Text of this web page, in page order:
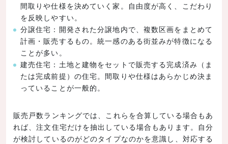
間取りや仕様を決めていく家。自由度が高く、こだわり
を反映しやすい。
分譲住宅：開発された分譲地内で、複数区画をまとめて
計画・販売するもの。統一感のある街並みが特徴になる
ことが多い。
建売住宅：土地と建物をセットで販売する完成済み（ま
たは完成前提）の住宅。間取りや仕様はあらかじめ決ま
っていることが一般的。
販売戸数ランキングでは、これらを合算している場合もあ
れば、注文住宅だけを抽出している場合もあります。自分
が検討しているのがどのタイプなのかを意識し、対応する